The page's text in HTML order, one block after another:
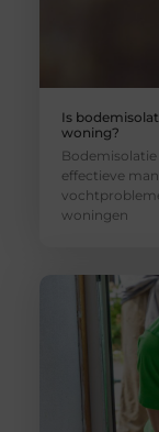
Is
woning?
effectieve
woningen